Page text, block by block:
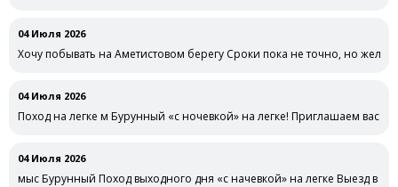
04 Июля 2026
Хочу побывать на Аметистовом берегу Сроки пока не точно, но
04 Июля 2026
Поход на легке м Бурунный «с ночевкой» на легке! Приглашаем вас а
04 Июля 2026
мыс Бурунный Поход выходного дня «с начевкой» на легке Выезд в